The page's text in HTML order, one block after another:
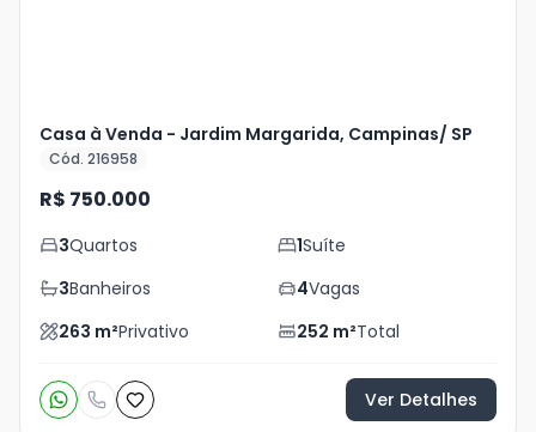
Casa à Venda - Jardim Margarida, Campinas/ SP
Cód. 216958
R$ 750.000
3Quartos 1Suíte
3Banheiros 4Vagas
263 m²Privativo 252 m²Total
Ver Detalhes